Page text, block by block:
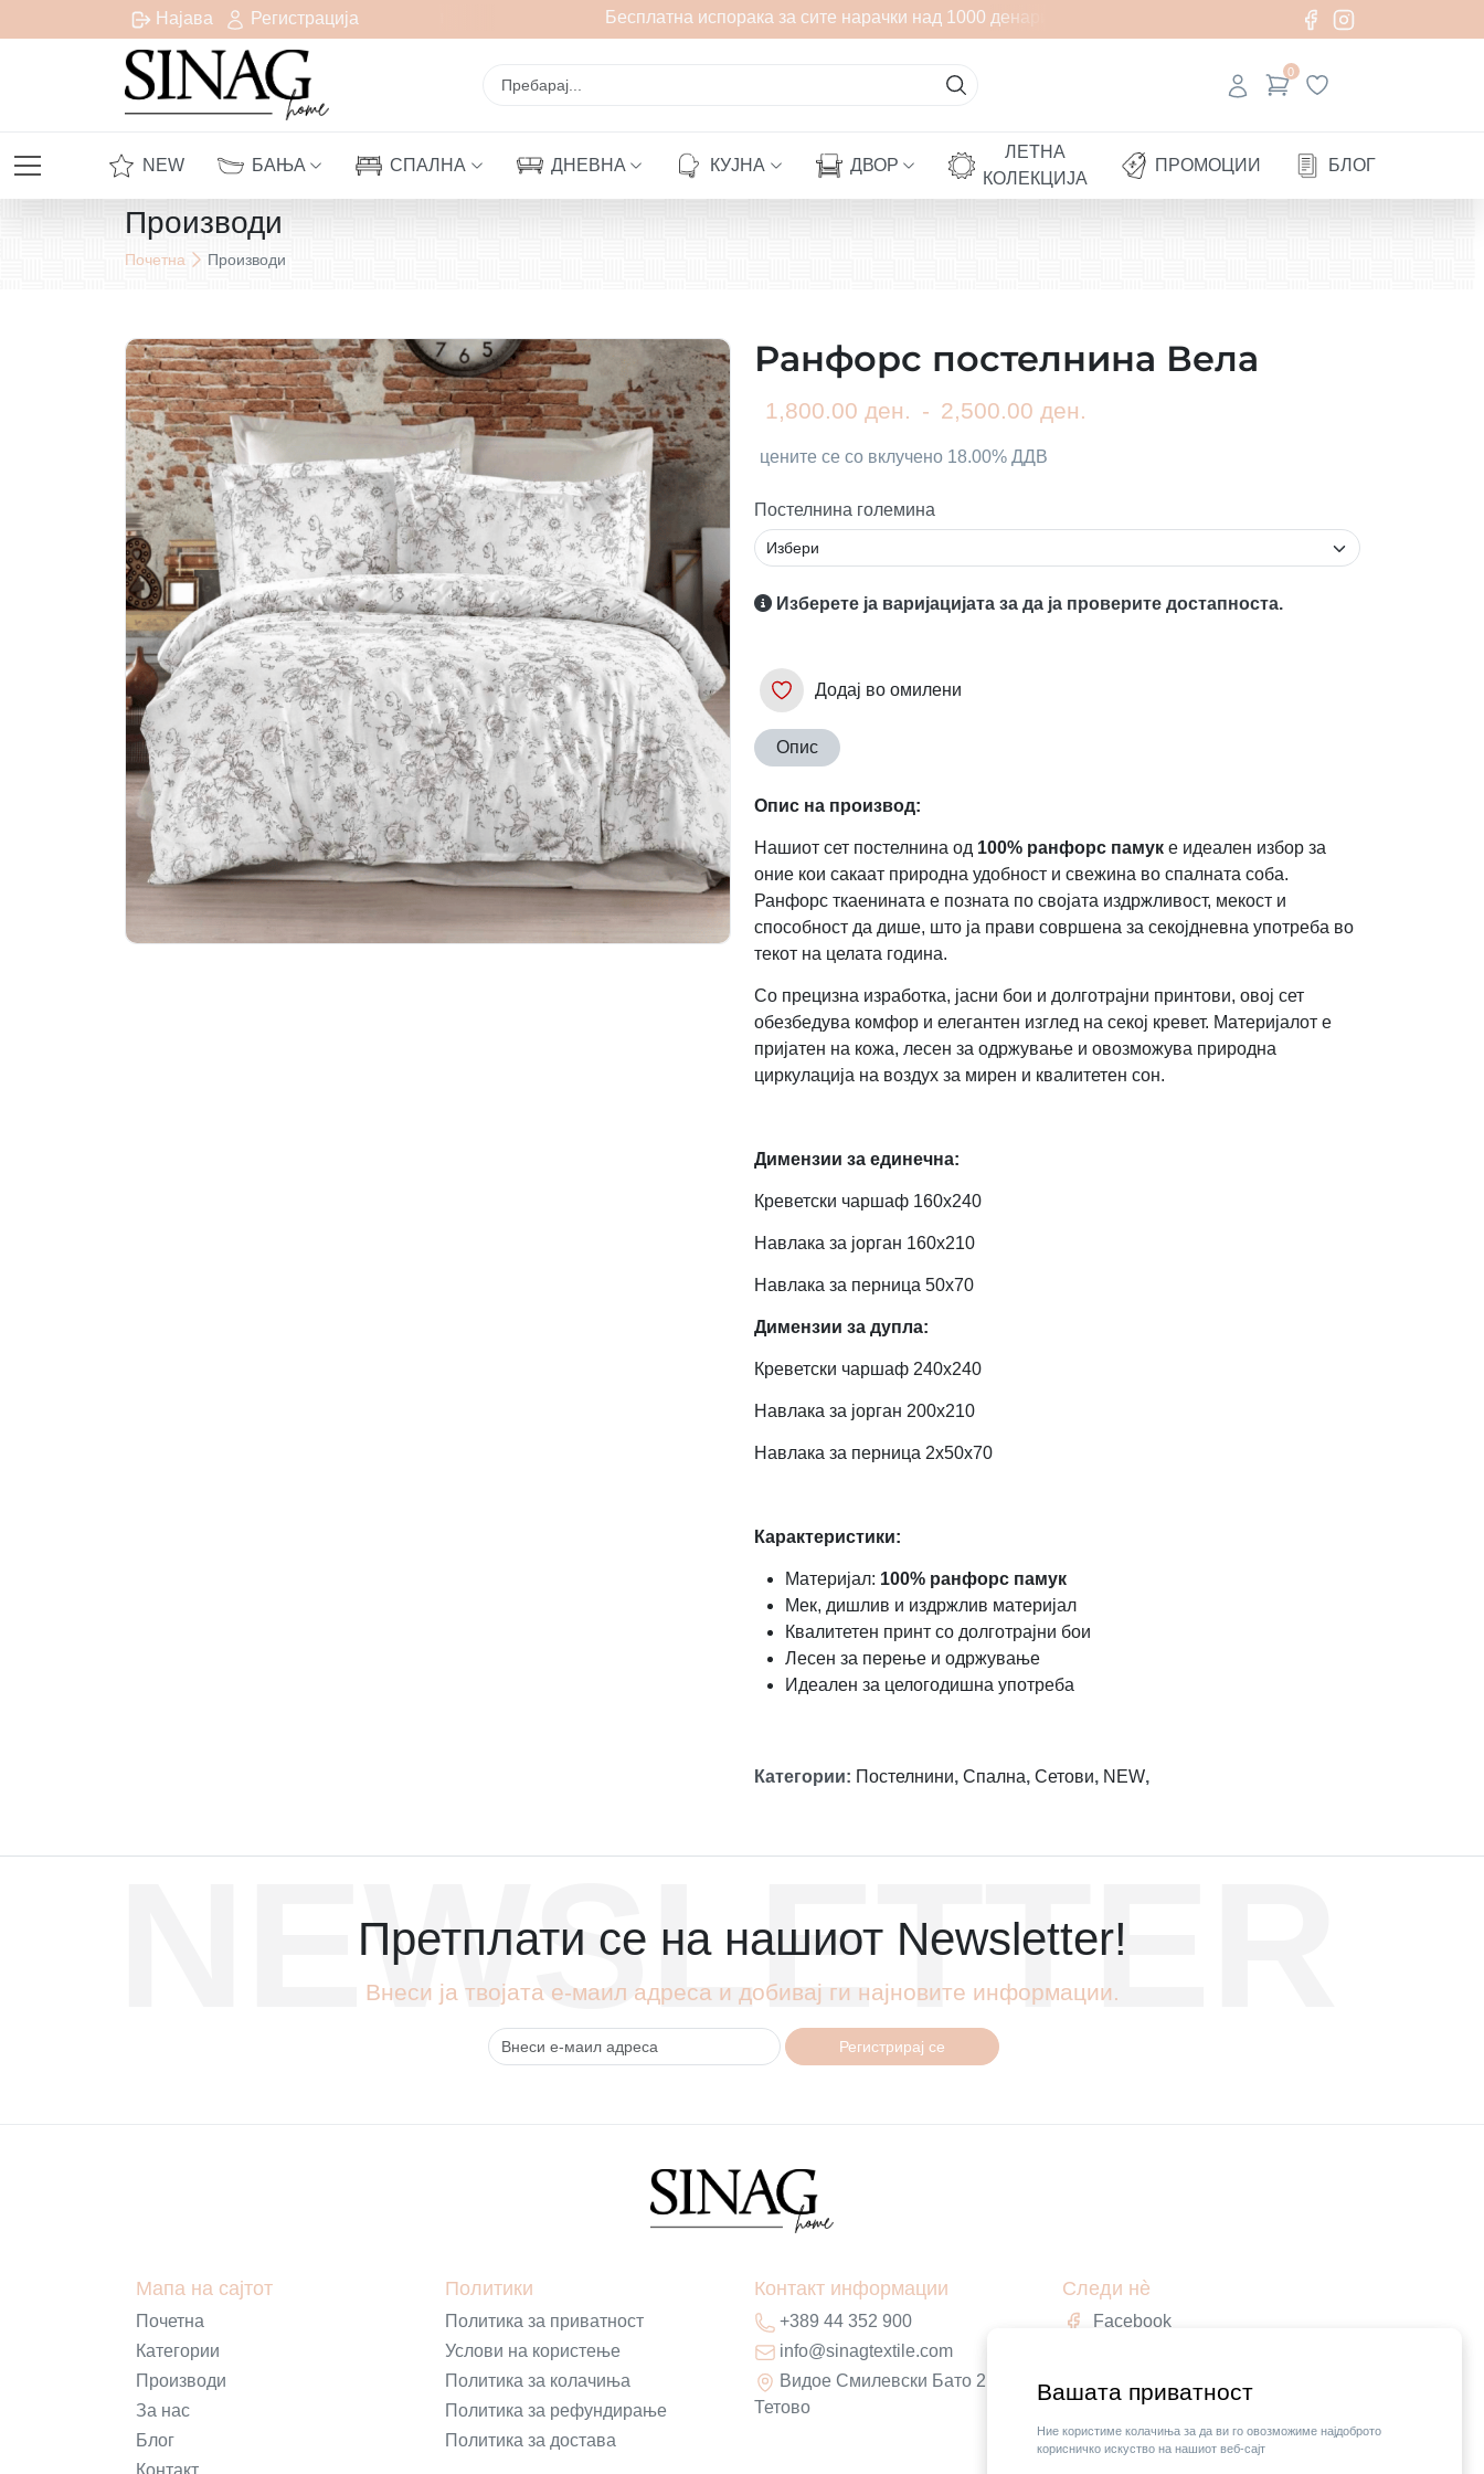
Вашата приватност
Ние користиме колачиња за да ви го овозможиме најдоброто
корисничко искуство на нашиот веб-сајт
Најава Регистрација
испорака за сите нарачки над 1000 денари Бесплатна испорака за сите нарачки над 1000 денари
0
NEW БАЊА СПАЛНА ДНЕВНА КУЈНА ДВОР
ЛЕТНА
КОЛЕКЦИЈА
ПРОМОЦИИ БЛОГ
Производи
Почетна Производи
Ранфорс постелнина Вела
1,800.00 ден. - 2,500.00 ден.
цените се со вклучено 18.00% ДДВ
Постелнина големина
Изберете ја варијацијата за да ја проверите достапноста.
Додај во омилени
Опис
Опис на производ:
Нашиот сет постелнина од 100% ранфорс памуке идеален избор за
оние кои сакаат природна удобност и свежина во спалната соба.
Ранфорс ткаенината е позната по својата издржливост, мекост и
способност да дише, што ја прави совршена за секојдневна употреба во
текот на целата година.
Со прецизна изработка, јасни бои и долготрајни принтови, овој сет
обезбедува комфор и елегантен изглед на секој кревет. Материјалот е
пријатен на кожа, лесен за одржување и овозможува природна
циркулација на воздух за мирен и квалитетен сон.
Димензии за единечна:
Креветски чаршаф 160х240
Навлака за јорган 160х210
Навлака за перница 50х70
Димензии за дупла:
Креветски чаршаф 240х240
Навлака за јорган 200х210
Навлака за перница 2x50х70
Карактеристики:
Материјал: 100% ранфорс памук
Мек, дишлив и издржлив материјал
Квалитетен принт со долготрајни бои
Лесен за перење и одржување
Идеален за целогодишна употреба
Категории: Постелнини, Спална, Сетови, NEW,
NEWSLETTER
Претплати се на нашиот Newsletter!
Внеси ја твојата е-маил адреса и добивај ги најновите информации.
Регистрирај се
Мапа на сајтот
Почетна
Категории
Производи
За нас
Блог
Контакт
Политики
Политика за приватност
Услови на користење
Политика за колачиња
Политика за рефундирање
Политика за достава
Контакт информации
+389 44 352 900
info@sinagtextile.com
Видое Смилевски Бато 2,
Тетово
Следи нè
Facebook